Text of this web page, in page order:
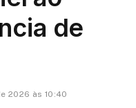
de
2026 às 10:40